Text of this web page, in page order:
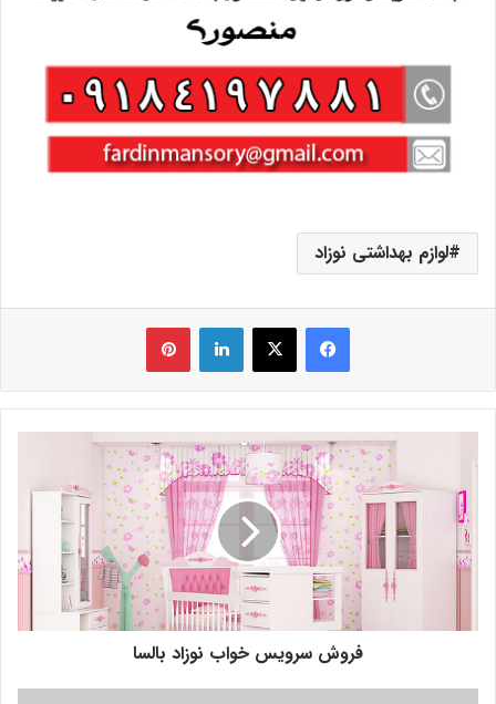
لوازم بهداشتی نوزاد
فیس بوک X لینکدین ‫پین‌ترست
فروش سرویس خواب نوزاد بالسا